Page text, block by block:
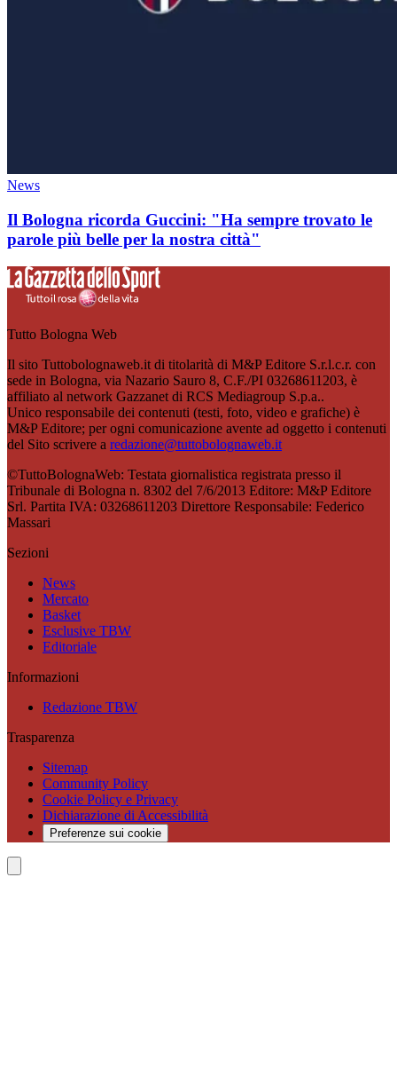
News
Il Bologna ricorda Guccini: "Ha sempre trovato le
parole più belle per la nostra città"
Tutto Bologna Web
Il sito Tuttobolognaweb.it di titolarità di M&P Editore S.r.l.c.r. con
sede in Bologna, via Nazario Sauro 8, C.F./PI 03268611203, è
affiliato al network Gazzanet di RCS Mediagroup S.p.a..
Unico responsabile dei contenuti (testi, foto, video e grafiche) è
M&P Editore; per ogni comunicazione avente ad oggetto i contenuti
del Sito scrivere a redazione@tuttobolognaweb.it
©TuttoBolognaWeb: Testata giornalistica registrata presso il
Tribunale di Bologna n. 8302 del 7/6/2013 Editore: M&P Editore
Srl. Partita IVA: 03268611203 Direttore Responsabile: Federico
Massari
Sezioni
News
Mercato
Basket
Esclusive TBW
Editoriale
Informazioni
Redazione TBW
Trasparenza
Sitemap
Community Policy
Cookie Policy e Privacy
Dichiarazione di Accessibilità
Preferenze sui cookie